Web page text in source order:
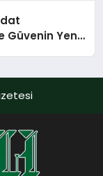
Güvenin Yeni